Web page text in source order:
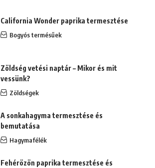
California Wonder paprika termesztése
Bogyós termésűek
Zöldség vetési naptár – Mikor és mit
vessünk?
Zöldségek
A sonkahagyma termesztése és
bemutatása
Hagymafélék
Fehérözön paprika termesztése és